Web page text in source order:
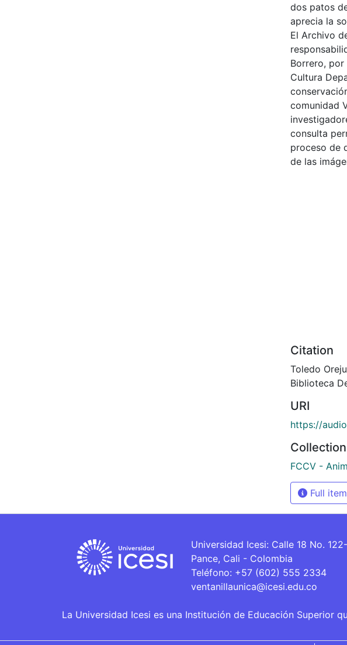
dos patos
aprecia la
El Archivo
Borrero,
Cultura
comunidad
consulta
proceso de
de las
Citation
Toledo
Biblioteca
URI
https://
FCCV -
Full
Universidad Icesi: Calle 18 No.
Pance, Cali - Colombia
Teléfono: +57 (602) 555 2334
ventanillaunica@icesi.edu.co
La Universidad Icesi es una Institución de Educación Superior